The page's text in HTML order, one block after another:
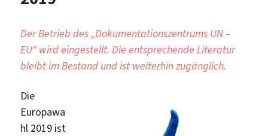
Der Betrieb des „Dokumentationszentrums UN –
EU“ wird eingestellt. Die entsprechende Literatur
bleibt im Bestand und ist weiterhin zugänglich.
Die
Europawa
hl 2019 ist